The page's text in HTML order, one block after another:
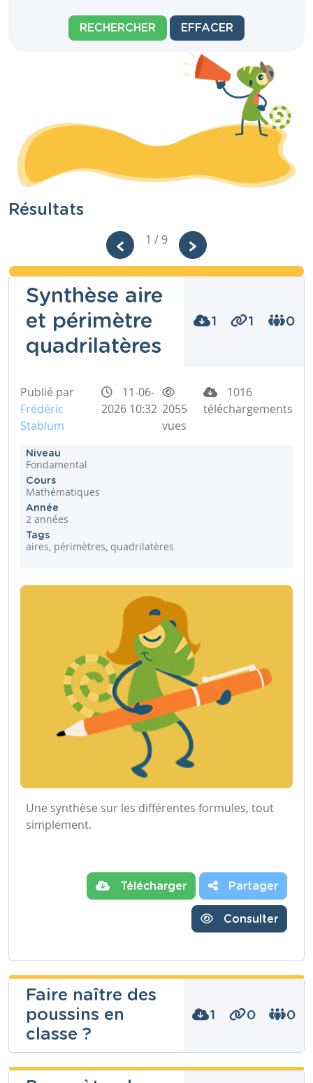
RECHERCHER EFFACER
Résultats
1 / 9
Synthèse aire
et périmètre
quadrilatères
1 1 0
Publié par
Frédéric
Stablum
11-06-
2026 10:32 2055
vues
1016
téléchargements
Niveau
Fondamental
Cours
Mathématiques
Année
2 années
Tags
aires, périmètres, quadrilatères
Une synthèse sur les différentes formules, tout
simplement.
Télécharger Partager
Consulter
Faire naître des
poussins en
classe ?
1 0 0
Fabrice Ligny